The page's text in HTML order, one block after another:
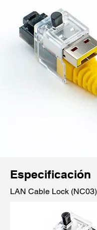
Especificación
LAN Cable Lock (NC03)